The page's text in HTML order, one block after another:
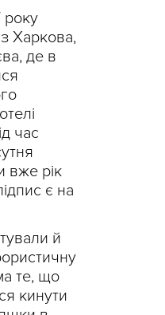
року
Харкова,
де в
час
вже рік
є на
й
те, що
кинути